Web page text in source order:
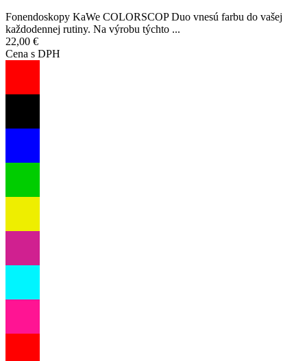
Fonendoskopy KaWe COLORSCOP Duo vnesú farbu do vašej
každodennej rutiny. Na výrobu týchto ...
22,00 €
Cena s DPH